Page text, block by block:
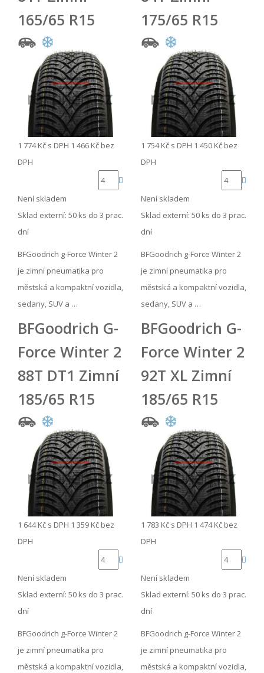
165/65 R15
1 774 Kč s DPH 1 466 Kč bez
DPH
Není skladem
Sklad externí: 50 ks do 3 prac.
dní
BFGoodrich g-Force Winter 2
je zimní pneumatika pro
městská a kompaktní vozidla,
sedany, SUV a …
175/65 R15
1 754 Kč s DPH 1 450 Kč bez
DPH
Není skladem
Sklad externí: 50 ks do 3 prac.
dní
BFGoodrich g-Force Winter 2
je zimní pneumatika pro
městská a kompaktní vozidla,
sedany, SUV a …
BFGoodrich G-
Force Winter 2
88T DT1 Zimní
185/65 R15
1 644 Kč s DPH 1 359 Kč bez
DPH
Není skladem
Sklad externí: 50 ks do 3 prac.
dní
BFGoodrich g-Force Winter 2
je zimní pneumatika pro
městská a kompaktní vozidla,
BFGoodrich G-
Force Winter 2
92T XL Zimní
185/65 R15
1 783 Kč s DPH 1 474 Kč bez
DPH
Není skladem
Sklad externí: 50 ks do 3 prac.
dní
BFGoodrich g-Force Winter 2
je zimní pneumatika pro
městská a kompaktní vozidla,